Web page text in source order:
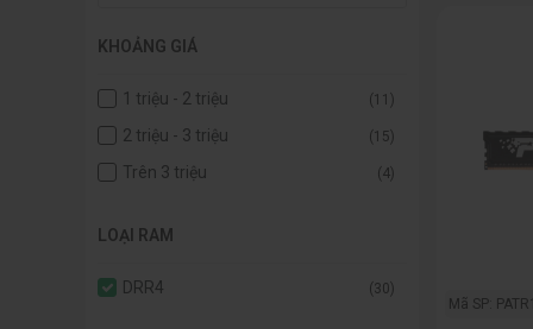
KHOẢNG GIÁ
1 triệu - 2 triệu (11)
2 triệu - 3 triệu (15)
Trên 3 triệu (4)
LOẠI RAM
DRR4 (30)
Mã SP: